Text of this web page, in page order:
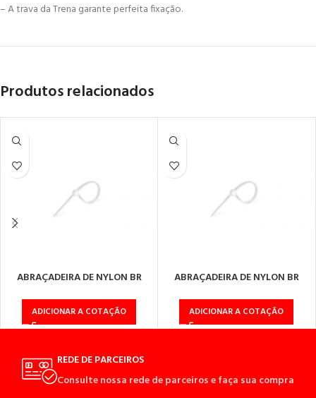
– A trava da Trena garante perfeita fixação.
Produtos relacionados
ABRAÇADEIRA DE NYLON BR
ADICIONAR A COTAÇÃO
ABRAÇADEIRA DE NYLON BR
ADICIONAR A COTAÇÃO
REDE DE PARCEIROS
Consulte nossa rede de parceiros e faça sua compra